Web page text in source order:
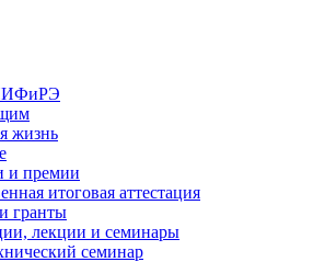
жизнь
и премии
итоговая аттестация
гранты
лекции и семинары
семинар